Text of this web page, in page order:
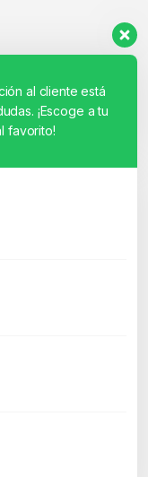
al cliente está
¡Escoge a tu
favorito!